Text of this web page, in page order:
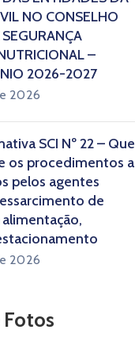
NO CONSELHO
–
2026-2027
2026
SCI Nº 22 – Que
os procedimentos a
pelos agentes
de
2026
Fotos